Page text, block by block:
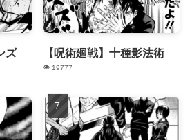
ズ 【呪術廻戦】十種影法術
19777